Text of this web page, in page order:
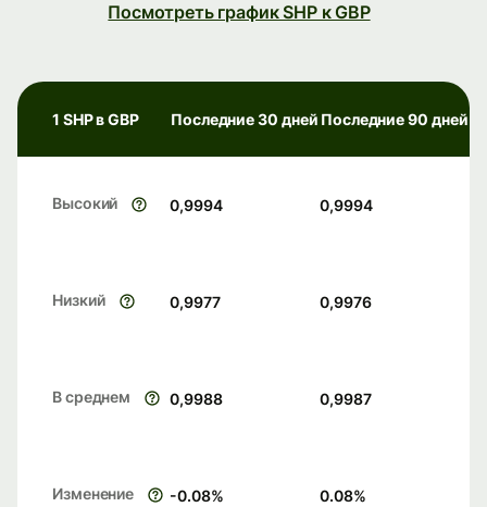
Посмотреть график SHP к GBP
1 SHP в GBP Последние 30 дней Последние 90 дней
Высокий 0,9994 0,9994
Низкий 0,9977 0,9976
В среднем 0,9988 0,9987
Изменение -0.08% 0.08%